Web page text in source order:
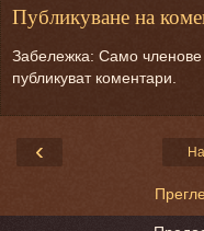
Публикуване на
Забележка: Само членове
публикуват коментари.
‹